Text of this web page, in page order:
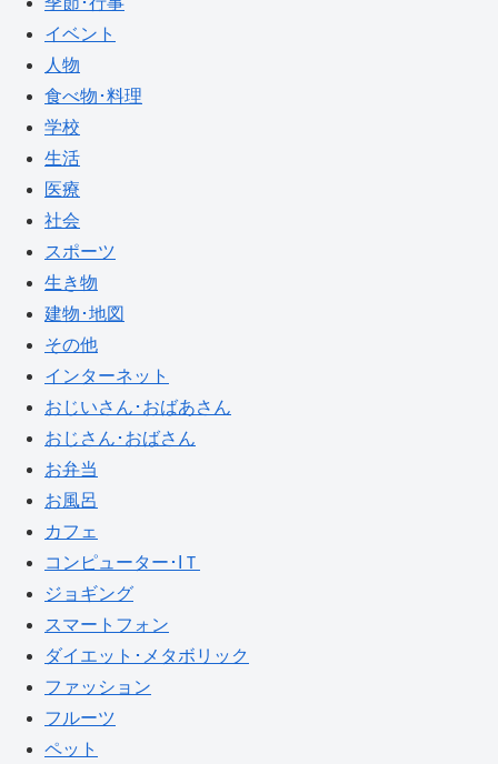
イベント
人物
食べ物･料理
学校
生活
医療
社会
スポーツ
生き物
建物･地図
その他
インターネット
おじいさん･おばあさん
おじさん･おばさん
お弁当
お風呂
カフェ
コンピューター･IＴ
ジョギング
スマートフォン
ダイエット･メタボリック
ファッション
フルーツ
ペット